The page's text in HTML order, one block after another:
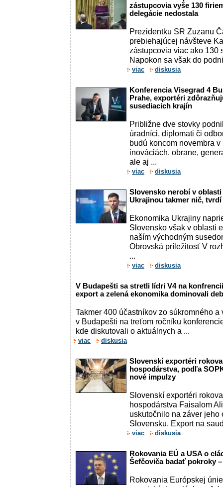
zástupcovia vyše 130
delegácie nedostala
Prezidentku SR Zuzanu
prebiehajúcej návšteve
zástupcovia viac ako 130
Napokon sa však do
viac diskusia
Konferencia Visegrad 4
Prahe, exportéri
susediacich krajín
Približne dve stovky
úradníci, diplomati či
budú koncom novembra
inováciách, obrane,
ale aj ...
viac diskusia
Slovensko nerobí v
Ukrajinou takmer nič, tvrdí
Ekonomika Ukrajiny
Slovensko však v oblasti
naším východným
Obrovská príležitosť V
...
viac diskusia
V Budapešti sa stretli lídri V4 na
export a zelená ekonomika dominovali
Takmer 400 účastníkov zo súkromného
v Budapešti na treťom ročníku
kde diskutovali o aktuálnych a ...
viac diskusia
Slovenskí exportéri
hospodárstva, podľa
nové impulzy
Slovenskí exportéri
hospodárstva Faisalom
uskutočnilo na záver
Slovensku. Export na
viac diskusia
Rokovania EÚ a USA o
Šefčoviča badať pokroky –
Rokovania Európskej